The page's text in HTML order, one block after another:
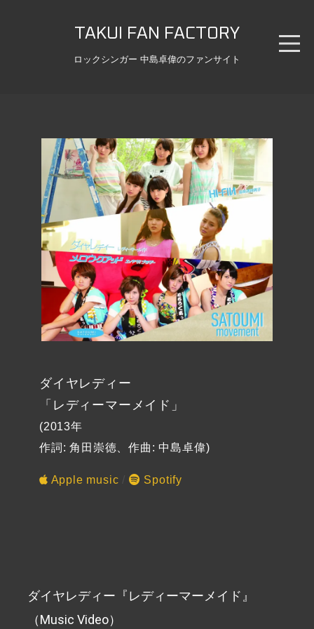
TAKUI FAN FACTORY
ロックシンガー 中島卓偉のファンサイト
ダイヤレディー
「レディーマーメイド」
(2013年
作詞: 角田崇徳、作曲: 中島卓偉)
Apple music Spotify
ダイヤレディー『レディーマーメイド』
（Music Video）